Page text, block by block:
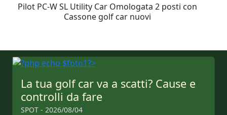
Pilot PC-W SL Utility Car Omologata 2 posti con
Cassone golf car nuovi
La tua golf car va a scatti? Cause e
controlli da fare
SPOT - 2026/08/04